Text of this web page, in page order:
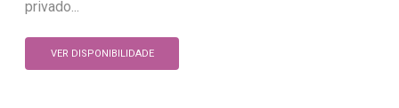
privado...
VER DISPONIBILIDADE